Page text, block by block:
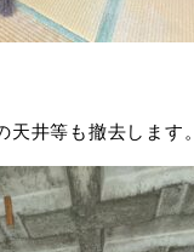
天井等も撤去します。